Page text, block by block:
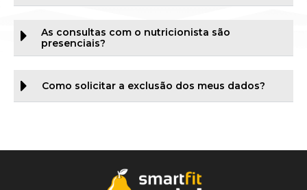
As consultas com o nutricionista são
presenciais?
Como solicitar a exclusão dos meus dados?